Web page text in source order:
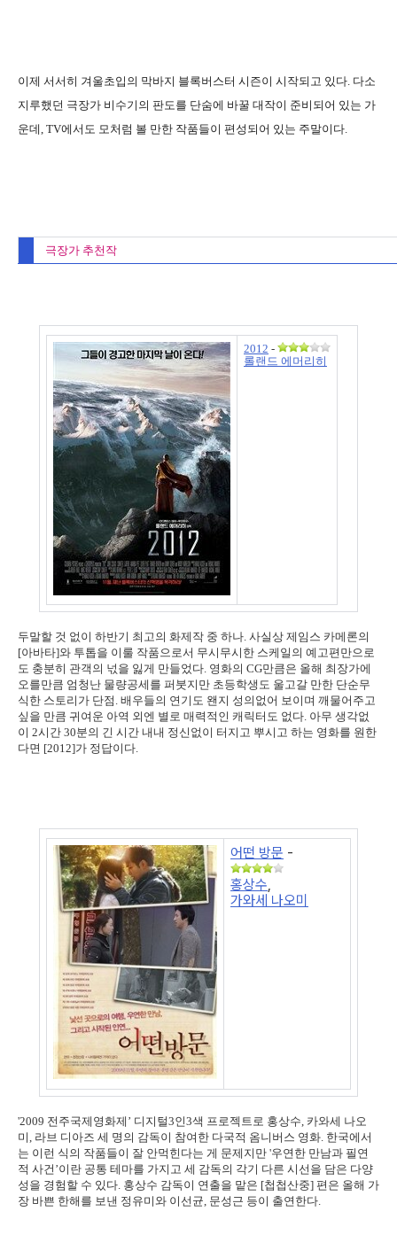
이제 서서히 겨울초입의 막바지 블록버스터 시즌이 시작되고 있다. 다소
지루했던 극장가 비수기의 판도를 단숨에 바꿀 대작이 준비되어 있는 가
운데, TV에서도 모처럼 볼 만한 작품들이 편성되어 있는 주말이다.
극장가 추천작
2012 -
롤랜드 에머리히
두말할 것 없이 하반기 최고의 화제작 중 하나. 사실상 제임스 카메론의
[아바타]와 투톱을 이룰 작품으로서 무시무시한 스케일의 예고편만으로
도 충분히 관객의 넋을 잃게 만들었다. 영화의 CG만큼은 올해 최장가에
오를만큼 엄청난 물량공세를 퍼붓지만 초등학생도 울고갈 만한 단순무
식한 스토리가 단점. 배우들의 연기도 왠지 성의없어 보이며 깨물어주고
싶을 만큼 귀여운 아역 외엔 별로 매력적인 캐릭터도 없다. 아무 생각없
이 2시간 30분의 긴 시간 내내 정신없이 터지고 뿌시고 하는 영화를 원한
다면 [2012]가 정답이다.
어떤 방문 -
홍상수,
가와세 나오미
'2009 전주국제영화제’ 디지털3인3색 프로젝트로 홍상수, 카와세 나오
미, 라브 디아즈 세 명의 감독이 참여한 다국적 옴니버스 영화. 한국에서
는 이런 식의 작품들이 잘 안먹힌다는 게 문제지만 '우연한 만남과 필연
적 사건’이란 공통 테마를 가지고 세 감독의 각기 다른 시선을 담은 다양
성을 경험할 수 있다. 홍상수 감독이 연출을 맡은 [첩첩산중] 편은 올해 가
장 바쁜 한해를 보낸 정유미와 이선균, 문성근 등이 출연한다.